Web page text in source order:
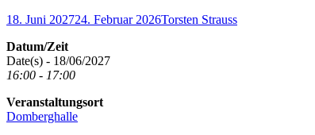
Veröffentlicht
18. Juni 202724. Februar 2026Autor
Torsten Strauss
Datum/Zeit
Date(s) - 18/06/2027
16:00 - 17:00
Veranstaltungsort
Domberghalle